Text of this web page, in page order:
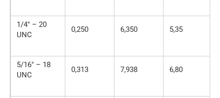
1/4″ – 20
UNC
0,250 6,350 5,35
5/16″ – 18
UNC
0,313 7,938 6,80